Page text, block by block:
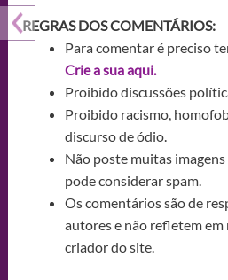
REGRAS DOS COMENTÁRIOS:
Para comentar é preciso
Crie a sua aqui.
Proibido discussões
Proibido racismo,
discurso de ódio.
Não poste muitas
pode considerar spam.
Os comentários são de
autores e não refletem em
criador do site.